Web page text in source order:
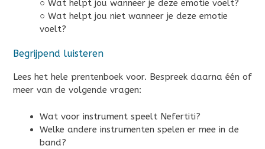
○ Wat helpt jou wanneer je deze emotie voelt?
○ Wat helpt jou niet wanneer je deze emotie
voelt?
Begrijpend luisteren
Lees het hele prentenboek voor. Bespreek daarna één of
meer van de volgende vragen:
Wat voor instrument speelt Nefertiti?
Welke andere instrumenten spelen er mee in de
band?